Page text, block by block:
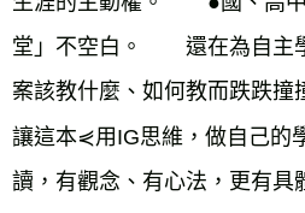
堂」不空白。　　還在為自主
案該教什麼、如何教而跌跌撞
讓這本⋞用IG思維，做自己的
讀，有觀念、有心法，更有具